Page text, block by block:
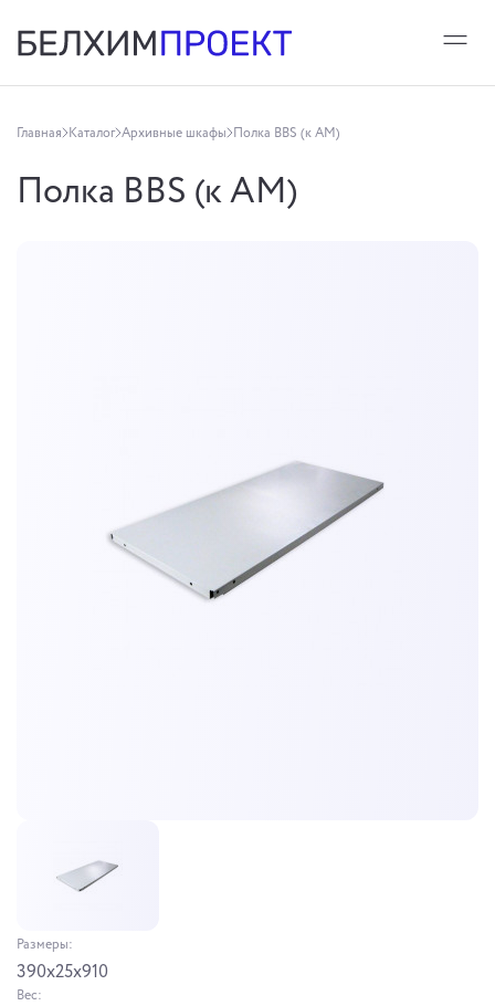
Главная Каталог Архивные шкафы Полка BBS (к АМ)
Полка BBS (к АМ)
Размеры:
390x25x910
Вес: